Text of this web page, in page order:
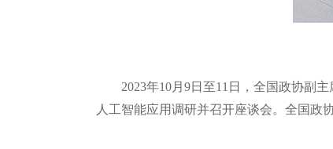
2023年10月9日至11日，全国政协副
人工智能应用调研并召开座谈会。全国政